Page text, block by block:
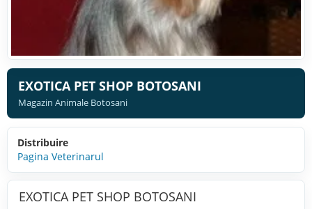
EXOTICA PET SHOP BOTOSANI
Magazin Animale Botosani
Distribuire
Pagina Veterinarul
EXOTICA PET SHOP BOTOSANI